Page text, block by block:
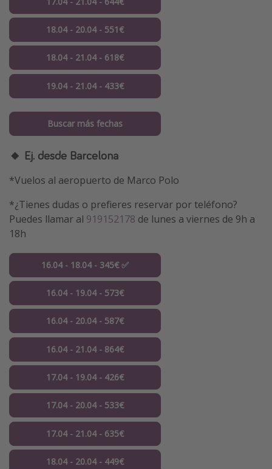
18.04 - 20.04 - 551€
18.04 - 21.04 - 618€
19.04 - 21.04 - 433€
Buscar más fechas
🔸 Ej. desde Barcelona
*Vuelos al aeropuerto de Marco Polo
*¿Tienes dudas o prefieres reservar por teléfono?
Puedes llamar al 919152178 de lunes a viernes de 9h a
18h
16.04 - 18.04 - 345€ ✅
16.04 - 19.04 - 573€
16.04 - 20.04 - 587€
16.04 - 21.04 - 864€
17.04 - 19.04 - 426€
17.04 - 20.04 - 533€
17.04 - 21.04 - 635€
18.04 - 20.04 - 449€